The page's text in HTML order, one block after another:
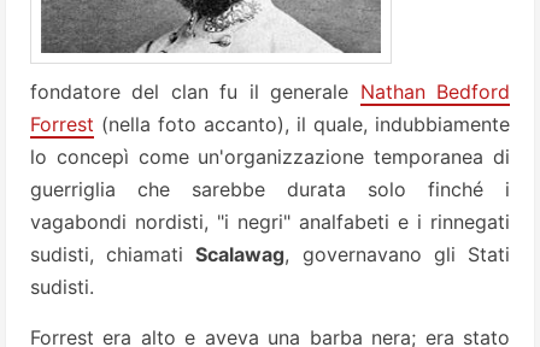
fondatore del clan fu il generale Nathan Bedford
Forrest (nella foto accanto), il quale, indubbiamente
lo concepì come un'organizzazione temporanea di
guerriglia che sarebbe durata solo finché i
vagabondi nordisti, "i negri" analfabeti e i rinnegati
sudisti, chiamatiScalawag, governavano gli Stati
sudisti.
Forrest era alto e aveva una barba nera; era stato